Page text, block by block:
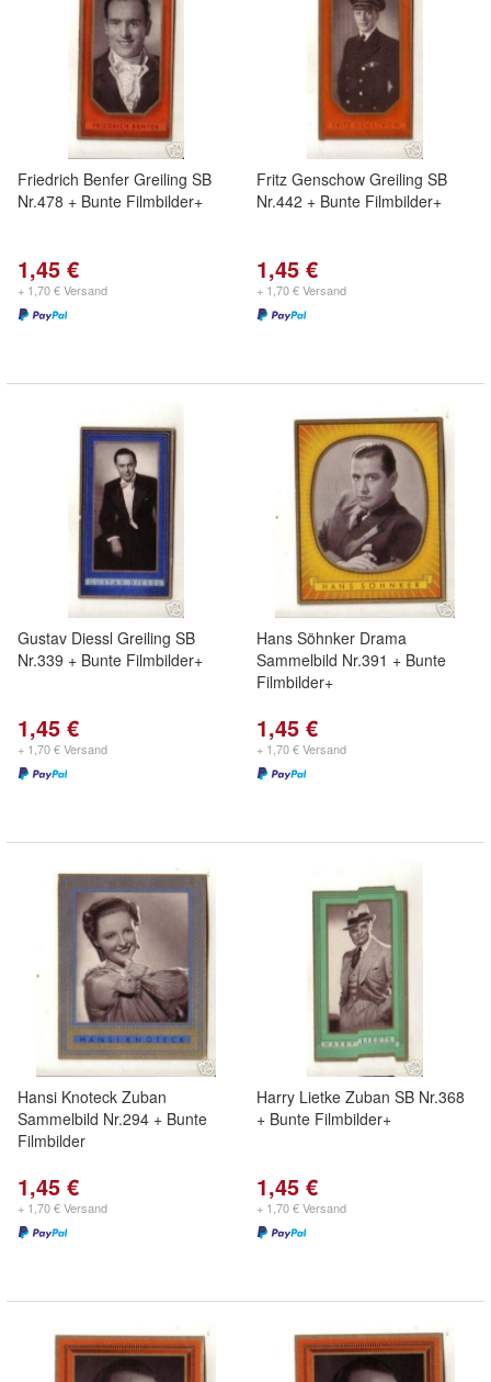
Friedrich Benfer Greiling SB
Nr.478 + Bunte Filmbilder+
1,45 €
+ 1,70 € Versand
Fritz Genschow Greiling SB
Nr.442 + Bunte Filmbilder+
1,45 €
+ 1,70 € Versand
Gustav Diessl Greiling SB
Nr.339 + Bunte Filmbilder+
1,45 €
+ 1,70 € Versand
Hans Söhnker Drama
Sammelbild Nr.391 + Bunte
Filmbilder+
1,45 €
+ 1,70 € Versand
Hansi Knoteck Zuban
Sammelbild Nr.294 + Bunte
Filmbilder
1,45 €
+ 1,70 € Versand
Harry Lietke Zuban SB Nr.368
+ Bunte Filmbilder+
1,45 €
+ 1,70 € Versand